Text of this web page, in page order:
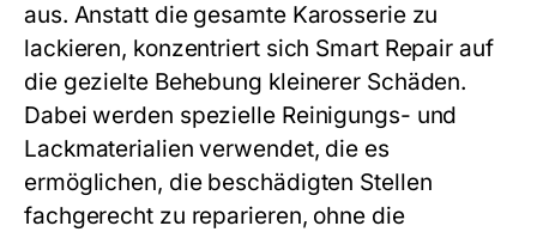
aus. Anstatt die gesamte Karosserie zu
lackieren, konzentriert sich Smart Repair auf
die gezielte Behebung kleinerer Schäden.
Dabei werden spezielle Reinigungs- und
Lackmaterialien verwendet, die es
ermöglichen, die beschädigten Stellen
fachgerecht zu reparieren, ohne die